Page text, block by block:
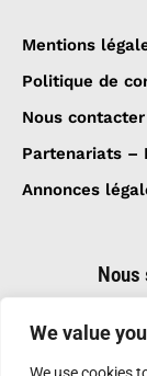
We value
Mentions
Politique de
Nous contacter
Partenariats –
Annonces
Nous